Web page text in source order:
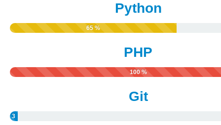
Python
65 %
PHP
100 %
Git
3